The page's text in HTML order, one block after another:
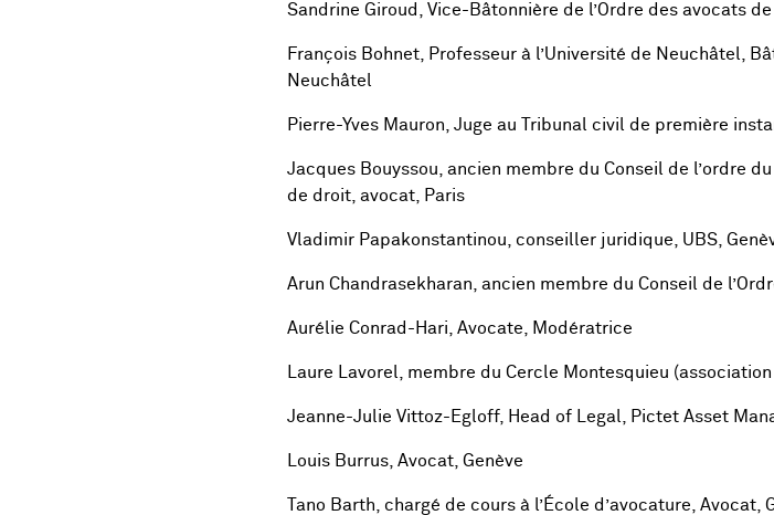
Sandrine Giroud, Vice-Bâtonnière de l’Ordre des avocats de
François Bohnet, Professeur à l’Université de Neuchâtel,
Neuchâtel
Pierre-Yves Mauron, Juge au Tribunal civil de première
Jacques Bouyssou, ancien membre du Conseil de l’ordre
de droit, avocat, Paris
Vladimir Papakonstantinou, conseiller juridique, UBS,
Arun Chandrasekharan, ancien membre du Conseil de
Aurélie Conrad-Hari, Avocate, Modératrice
Laure Lavorel, membre du Cercle Montesquieu
Jeanne-Julie Vittoz-Egloff, Head of Legal, Pictet Asset
Louis Burrus, Avocat, Genève
Tano Barth, chargé de cours à l’École d’avocature, Avocat,